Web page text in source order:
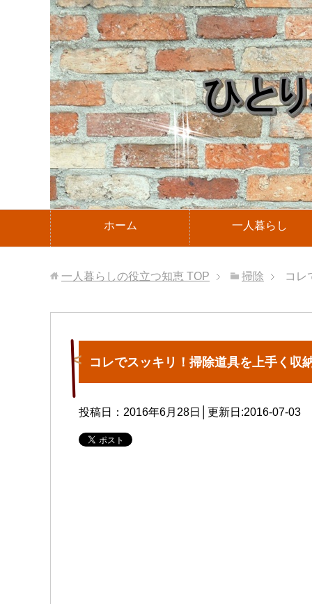
ホーム 一人暮らし
一人暮らしの役立つ知恵 TOP 掃除 コレ
コレでスッキリ！掃除道具を上手く収
投稿日：2016年6月28日│更新日:2016-07-03